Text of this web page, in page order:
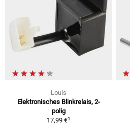
Louis
Elektronisches Blinkrelais, 2-
polig
17,99 €1